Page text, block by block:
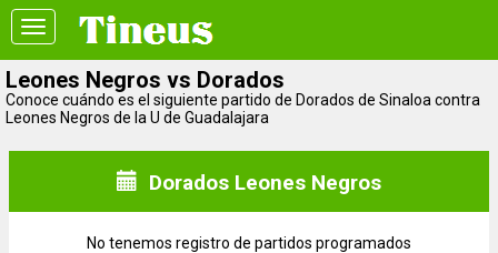
Toggle
navigation
Leones Negros vs Dorados
Conoce cuándo es el siguiente partido de Dorados de Sinaloa contra
Leones Negros de la U de Guadalajara
Dorados Leones Negros
No tenemos registro de partidos programados